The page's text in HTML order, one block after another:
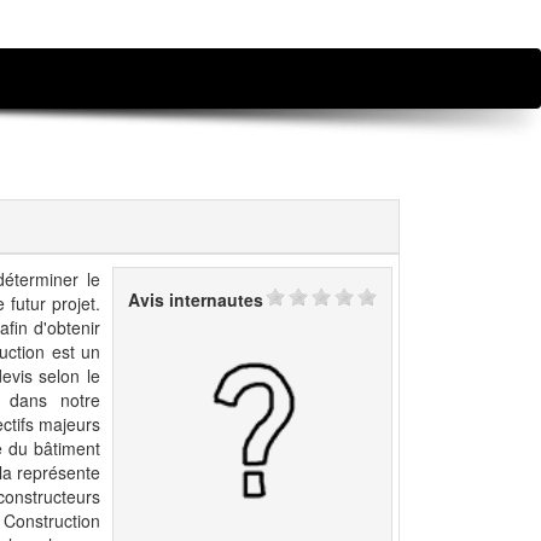
le
futur projet.
d'obtenir
est un
selon le
dans notre
majeurs
du bâtiment
représente
Avis internautes